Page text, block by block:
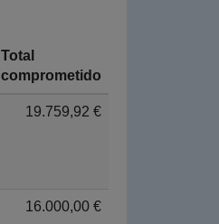
Total
comprometido
19.759,92 €
16.000,00 €